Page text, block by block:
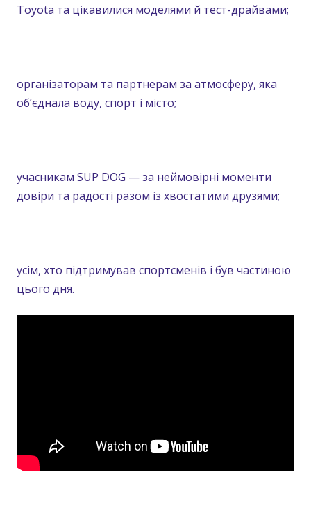
Toyota⁠ та цікавилися моделями й тест-драйвами;
організаторам та партнерам за атмосферу, яка
об’єднала воду, спорт і місто;
учасникам SUP DOG — за неймовірні моменти
довіри та радості разом із хвостатими друзями;
усім, хто підтримував спортсменів і був частиною
цього дня.